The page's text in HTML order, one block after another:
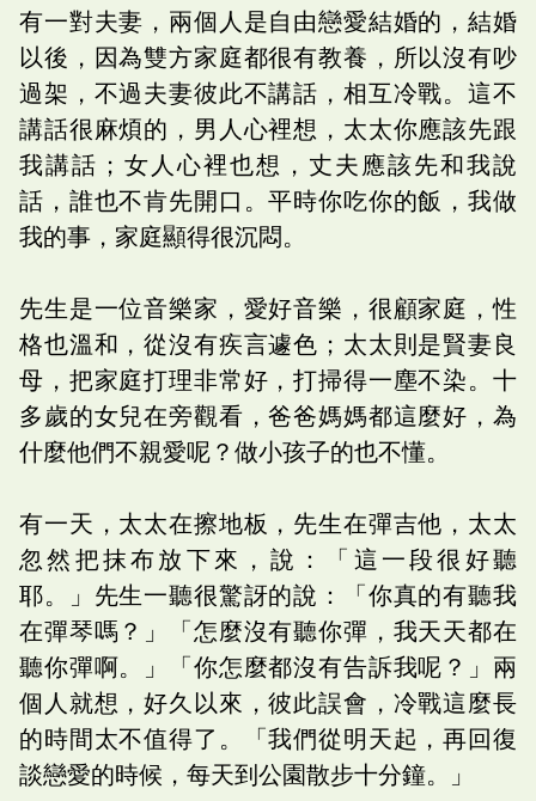
有一對夫妻，兩個人是自由戀愛結婚的，結婚
以後，因為雙方家庭都很有教養，所以沒有吵
過架，不過夫妻彼此不講話，相互冷戰。這不
講話很麻煩的，男人心裡想，太太你應該先跟
我講話；女人心裡也想，丈夫應該先和我說
話，誰也不肯先開口。平時你吃你的飯，我做
我的事，家庭顯得很沉悶。
先生是一位音樂家，愛好音樂，很顧家庭，性
格也溫和，從沒有疾言遽色；太太則是賢妻良
母，把家庭打理非常好，打掃得一塵不染。十
多歲的女兒在旁觀看，爸爸媽媽都這麼好，為
什麼他們不親愛呢？做小孩子的也不懂。
有一天，太太在擦地板，先生在彈吉他，太太
忽然把抹布放下來，說：「這一段很好聽
耶。」先生一聽很驚訝的說：「你真的有聽我
在彈琴嗎？」「怎麼沒有聽你彈，我天天都在
聽你彈啊。」「你怎麼都沒有告訴我呢？」兩
個人就想，好久以來，彼此誤會，冷戰這麼長
的時間太不值得了。「我們從明天起，再回復
談戀愛的時候，每天到公園散步十分鐘。」